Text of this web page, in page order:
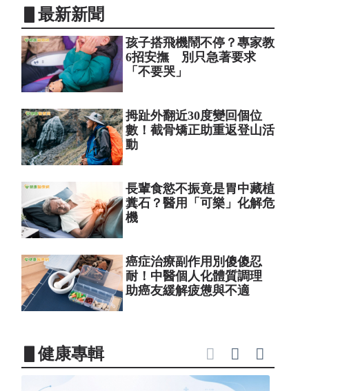
▋最新新聞
孩子搭飛機鬧不停？專家教
6招安撫 別只急著要求
「不要哭」
拇趾外翻近30度變回個位
數！截骨矯正助重返登山活
動
長輩食慾不振竟是胃中藏植
糞石？醫用「可樂」化解危
機
癌症治療副作用別傻傻忍
耐！中醫個人化體質調理
助癌友緩解疲憊與不適
▋健康專輯